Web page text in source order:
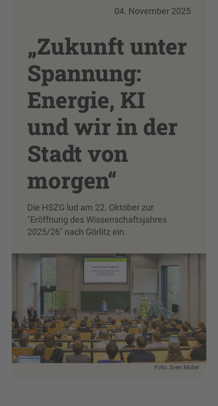
04. November 2025
„Zukunft unter
Spannung:
Energie, KI
und wir in der
Stadt von
morgen“
Die HSZG lud am 22. Oktober zur
"Eröffnung des Wissenschaftsjahres
2025/26" nach Görlitz ein.
Foto: Sven Müller